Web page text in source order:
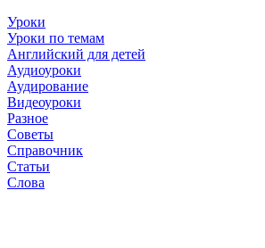
Уроки
Уроки по темам
Английский для детей
Аудиоуроки
Аудирование
Видеоуроки
Разное
Советы
Справочник
Статьи
Слова